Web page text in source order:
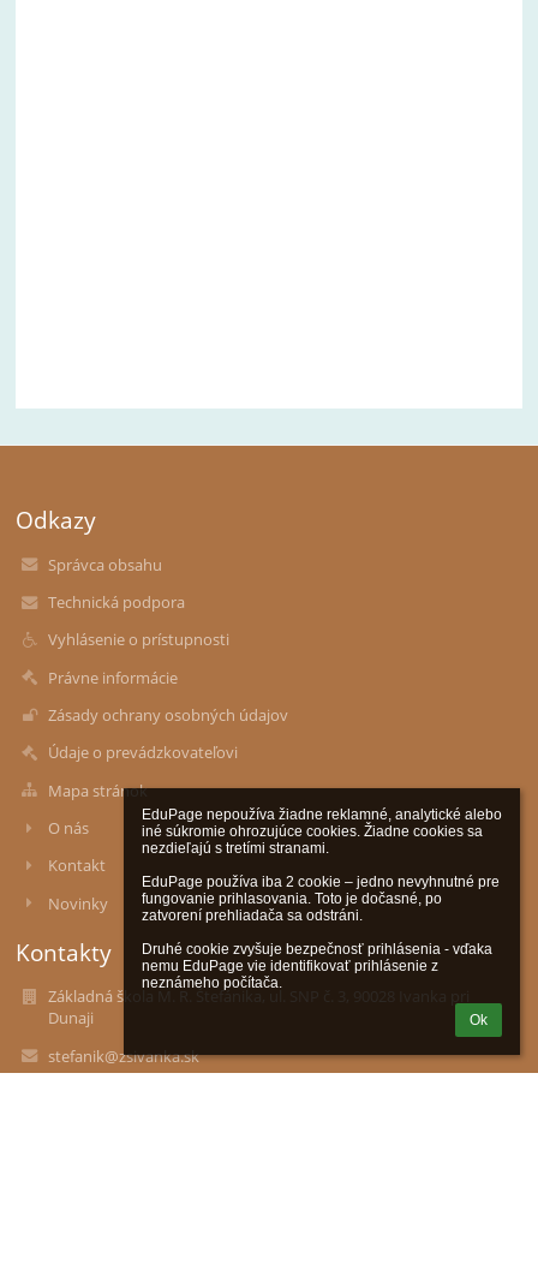
EduPage nepoužíva žiadne reklamné, analytické alebo
iné súkromie ohrozujúce cookies. Žiadne cookies sa
nezdieľajú s tretími stranami.
EduPage používa iba 2 cookie – jedno nevyhnutné pre
fungovanie prihlasovania. Toto je dočasné, po
zatvorení prehliadača sa odstráni.
Druhé cookie zvyšuje bezpečnosť prihlásenia - vďaka
nemu EduPage vie identifikovať prihlásenie z
neznámeho počítača.
Ok
Odkazy
Správca obsahu
Technická podpora
Vyhlásenie o prístupnosti
Právne informácie
Zásady ochrany osobných údajov
Údaje o prevádzkovateľovi
Mapa stránok
O nás
Kontakt
Novinky
Kontakty
Základná škola M. R. Štefánika, ul. SNP č. 3, 90028 Ivanka pri
Dunaji
stefanik@zsivanka.sk